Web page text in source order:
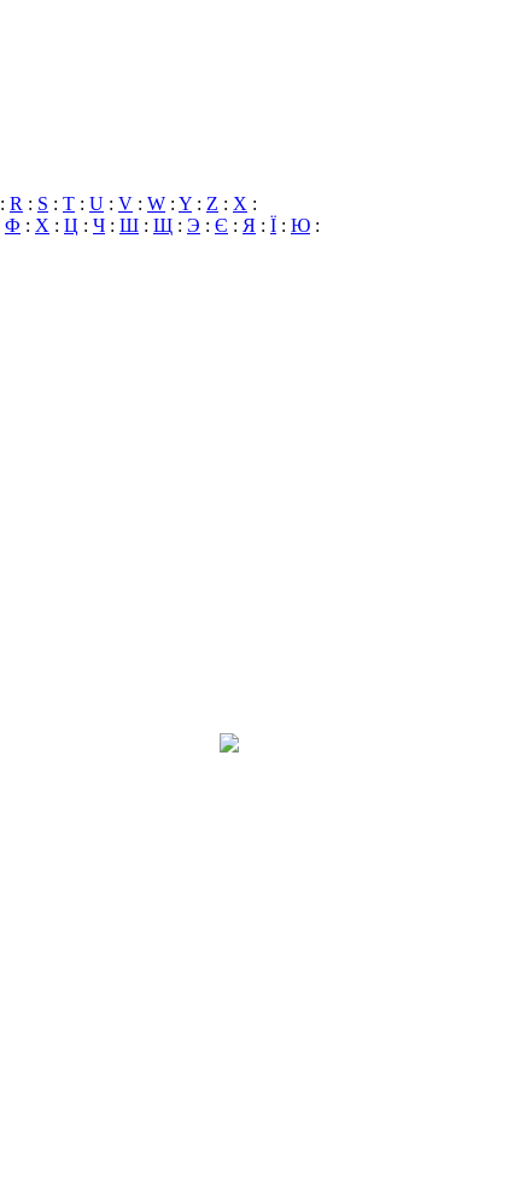
: R : S : T : U : V : W : Y : Z : X :
Ф : Х : Ц : Ч : Ш : Щ : Э : Є : Я : Ї : Ю :